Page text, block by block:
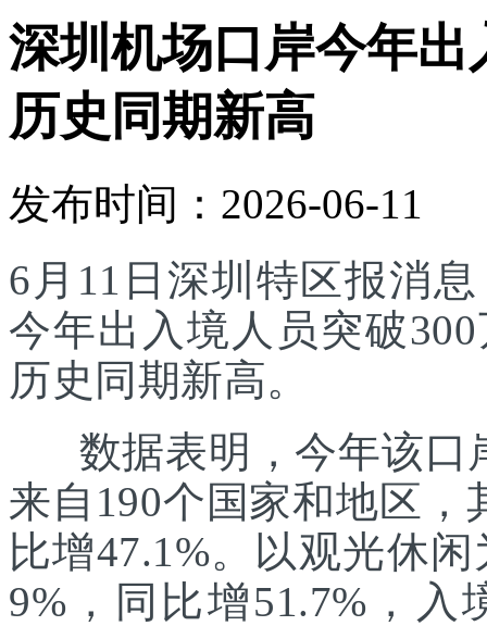
深圳机场口岸今年出
历史同期新高
发布时间：2026-06-11
6月11日深圳特区报消
今年出入境人员突破
历史同期新高。
数据表明，今年该口
来自190个国家和地区，
比增47.1%。以观光休
9%，同比增51.7%，